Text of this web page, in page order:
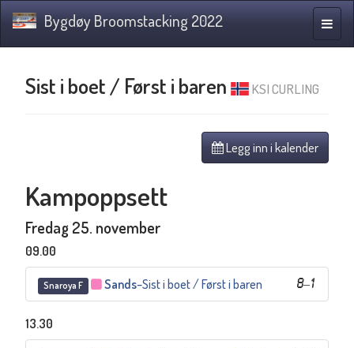
Bygdøy Broomstacking 2022
Sist i boet / Først i baren KSI CURLING
Legg inn i kalender
Kampoppsett
Fredag 25. november
09.00
Snaroya F 8–1
Sands–Sist i boet / Først i baren
13.30